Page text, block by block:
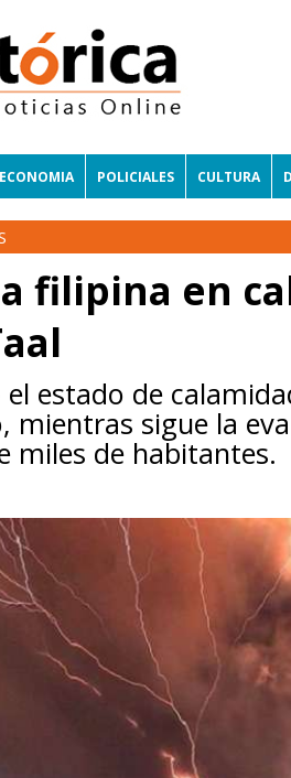
ECONOMIA POLICIALES CULTURA
filipina en
el estado de
mientras sigue la
miles de habitantes.